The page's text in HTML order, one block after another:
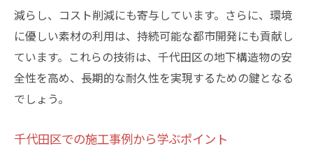
減らし、コスト削減にも寄与しています。さらに、環境
に優しい素材の利用は、持続可能な都市開発にも貢献し
ています。これらの技術は、千代田区の地下構造物の安
全性を高め、長期的な耐久性を実現するための鍵となる
でしょう。
千代田区での施工事例から学ぶポイント